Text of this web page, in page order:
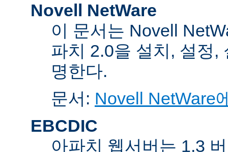
Novell NetWare
이 문서는 Novell
파치 2.0을 설치, 설정,
명한다.
문서: Novell NetWare
EBCDIC
아파치 웹서버는 1.3